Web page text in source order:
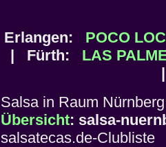
Erlangen: POCO
| Fürth: LAS
Salsa in Raum
Übersicht: salsa-
salsatecas.de-Clubliste